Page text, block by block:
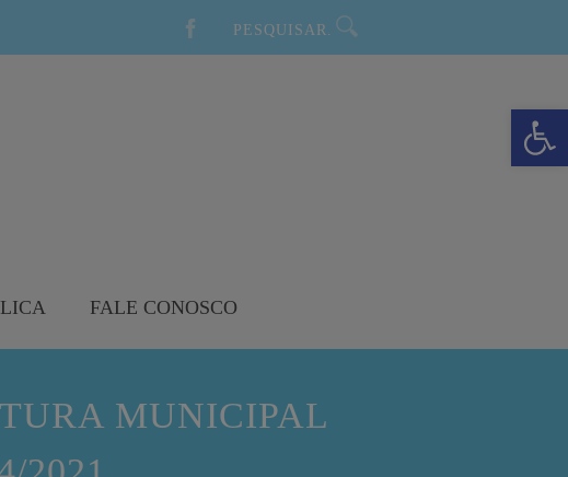
Barra de Ferramentas Aberta
FALE CONOSCO
MUNICIPAL